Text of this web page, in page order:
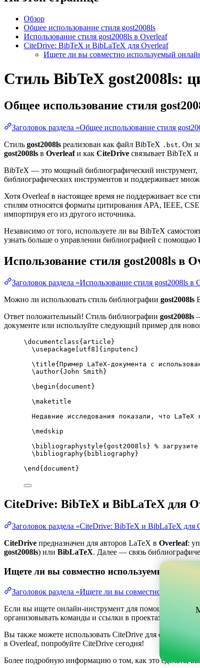
Обзор
Общее использование стиля gost2008ls
Использование стиля gost2008ls в Overleaf
CiteDrive: BibTeX и BibLaTeX для Overleaf
Ищете ли вы совместно используемый
Стиль BibTeX gost2008ls:
Общее использование стиля
Заголовок раздела «Общее использование стиля
Стиль gost2008ls реализован как файл BibTeX .bst. Он
gost2008ls в Overleafи как CiteDrive связывает BibTeX
BibTeX — это мощный библиографический инструмент,
библиографических инструментов и поддерживает
Хотя Overleaf в настоящее время не поддерживает все
стилям относятся форматы цитирования APA, IEEE,
импортируя его из другого источника.
Независимо от того, используете ли вы BibTeX
узнать больше о управлении библиографией с
Использование стиля gost2008ls в
Заголовок раздела «Использование стиля gost2008ls в
Можно ли использовать стиль библиографии gost2008ls
Ответ положительный! Стиль библиографии gost2008ls
документе или используйте следующий пример для
\documentclass{ article }
\usepackage
utf8 ]{ inputenc }
\title{Пример LaTeX-документа с
\author{John Smith}
\begin{ document }
\maketitle
Недавние исследования показали, что LaTeX
\medskip
\bibliographystyle{gost2008ls} %
\bibliography{bibliography}
\end { document }
CiteDrive: BibTeX и BibLaTeX для
Заголовок раздела «CiteDrive: BibTeX и BibLaTeX для
CiteDrive предназначен для авторов LaTeX в Overleaf:
gost2008ls) или BibLaTeX. Далее — связь
Ищете ли вы совместно используемый
Заголовок раздела «Ищете ли вы совместно
Если вы ищете онлайн-инструмент для помощи в
организовывать команды и ссылки в проектах,
Вы также можете использовать CiteDrive для создания
в Overleaf, попробуйте CiteDrive сегодня!
Более подробную информацию о том, как это сделать,